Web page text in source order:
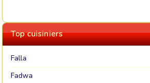
Top cuisiniers
Falla
Fadwa